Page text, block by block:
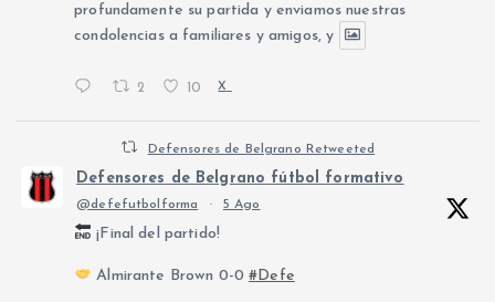
profundamente su partida y enviamos nuestras
condolencias a familiares y amigos, y
2 10 X
Defensores de Belgrano Retweeted
Defensores de Belgrano fútbol formativo
@defefutbolforma · 5 Ago
¡Final del partido!
Almirante Brown 0-0#Defe